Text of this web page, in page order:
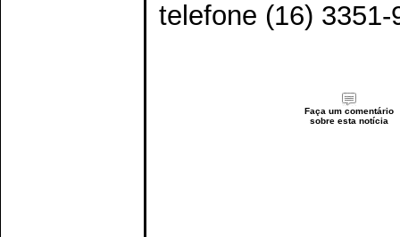
telefone (16)
Faça um comentário
sobre esta notícia